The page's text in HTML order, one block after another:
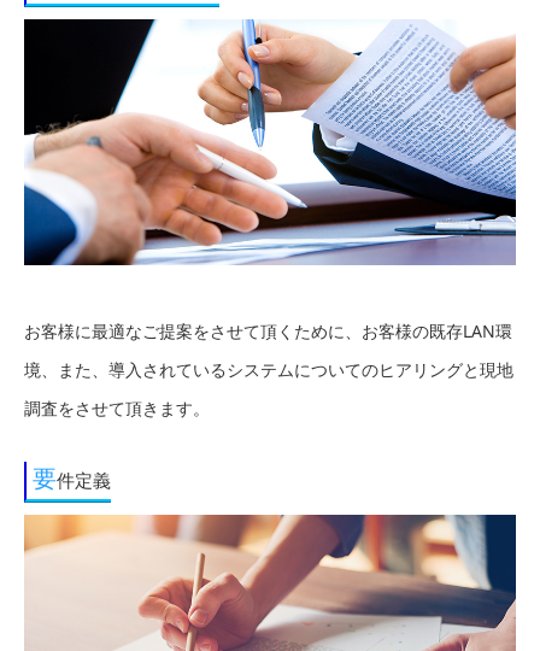
お客様に最適なご提案をさせて頂くために、お客様の既存LAN環
境、また、導入されているシステムについてのヒアリングと現地
調査をさせて頂きます。
要件定義